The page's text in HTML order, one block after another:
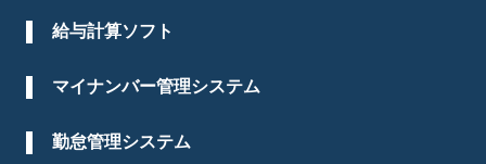
給与計算ソフト
マイナンバー管理システム
勤怠管理システム